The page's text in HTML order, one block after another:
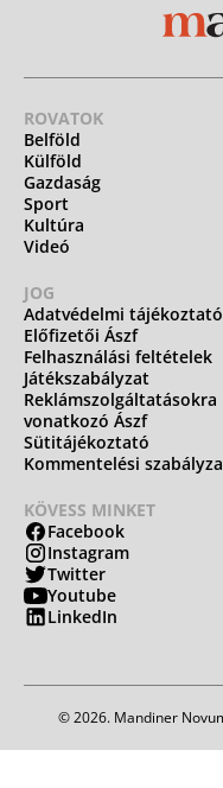
ROVATOK
Belföld
Külföld
Gazdaság
Sport
Kultúra
Videó
JOG
Adatvédelmi tájékoztató
Előfizetői Ászf
Felhasználási feltételek
Játékszabályzat
Reklámszolgáltatásokra
vonatkozó Ászf
Sütitájékoztató
Kommentelési
KÖVESS MINKET
Facebook
Instagram
Twitter
Youtube
LinkedIn
© 2026. Mandiner